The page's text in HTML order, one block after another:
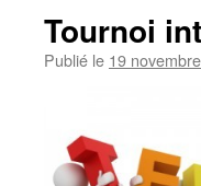
Tournoi
Publié le 19